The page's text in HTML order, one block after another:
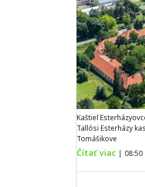
Kaštieľ
Tallósi Esterházy
Tomášikove
Čítať viac | 08:50